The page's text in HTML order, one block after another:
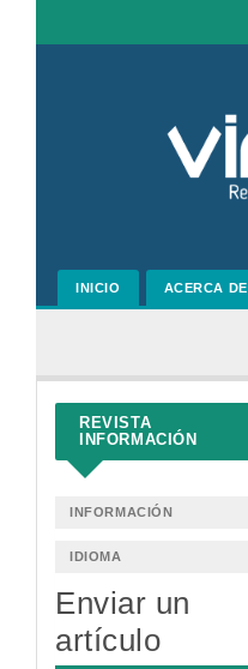
INICIO ACERCA DE
REVISTA
INFORMACIÓN
INFORMACIÓN
IDIOMA
Enviar un
artículo